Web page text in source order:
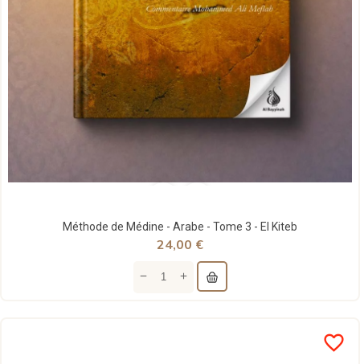
Méthode de Médine - Arabe - Tome 3 - El Kiteb
24,00 €
favorite_border